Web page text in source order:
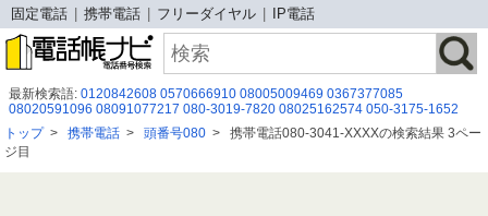
固定電話 携帯電話 フリーダイヤル IP電話
最新検索語: 0120842608 0570666910 08005009469 0367377085
08020591096 08091077217 080-3019-7820 08025162574 050-3175-1652
08002002023 0120３７００６０ 08019252857
０１２０９２１７９３
08089480113 0586526135 03 6842 3455 08047594616
0366358728
トップ> 携帯電話 > 頭番号080 > 携帯電話080-3041-XXXXの検索結果 3ペー
ジ目